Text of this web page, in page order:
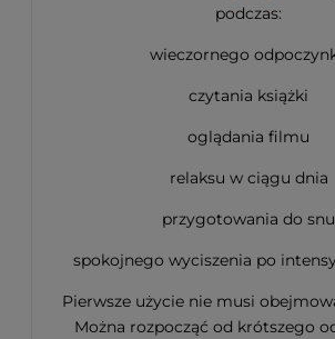
podczas:
wieczornego
czytania książki
oglądania filmu
relaksu w ciągu dnia
przygotowania do snu
spokojnego wyciszenia po
Pierwsze użycie nie musi
Można rozpocząć od krótszego